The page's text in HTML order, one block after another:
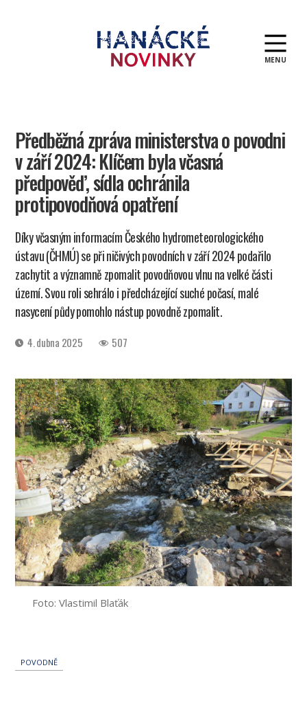
MENU
Předběžná zpráva ministerstva o povodni
v září 2024: Klíčem byla včasná
předpověď, sídla ochránila
protipovodňová opatření
Díky včasným informacím Českého hydrometeorologického
ústavu (ČHMÚ) se při ničivých povodních v září 2024 podařilo
zachytit a významně zpomalit povodňovou vlnu na velké části
území. Svou roli sehrálo i předcházející suché počasí, malé
nasycení půdy pomohlo nástup povodně zpomalit.
Datum4. dubna 2025 507
Foto: Vlastimil Blaťák
POVODNĚ